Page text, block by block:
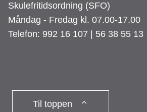
Skulefritidsordning (SFO)
Måndag - Fredag kl. 07.00-17.00
Telefon: 992 16 107 | 56 38 55 13
Til toppen